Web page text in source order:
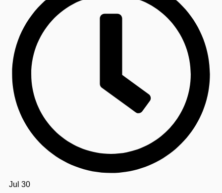
Jul 30